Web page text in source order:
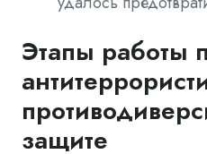
Этапы работы
защите